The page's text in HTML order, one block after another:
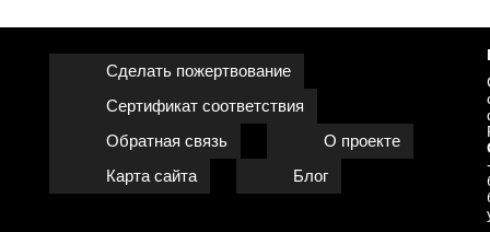
Сделать пожертвование
Сертификат соответствия
Обратная связь
О проекте
Карта сайта
Блог